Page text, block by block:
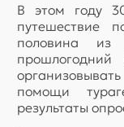
В этом году
путешествие
половина из
помощи
результаты